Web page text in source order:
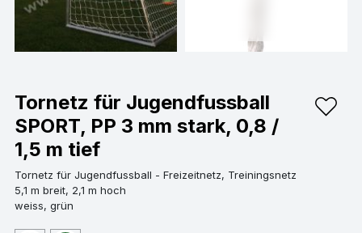
Tornetz für Jugendfussball
SPORT, PP 3 mm stark, 0,8 /
1,5 m tief
Tornetz für Jugendfussball - Freizeitnetz, Treiningsnetz
5,1 m breit, 2,1 m hoch
weiss, grün